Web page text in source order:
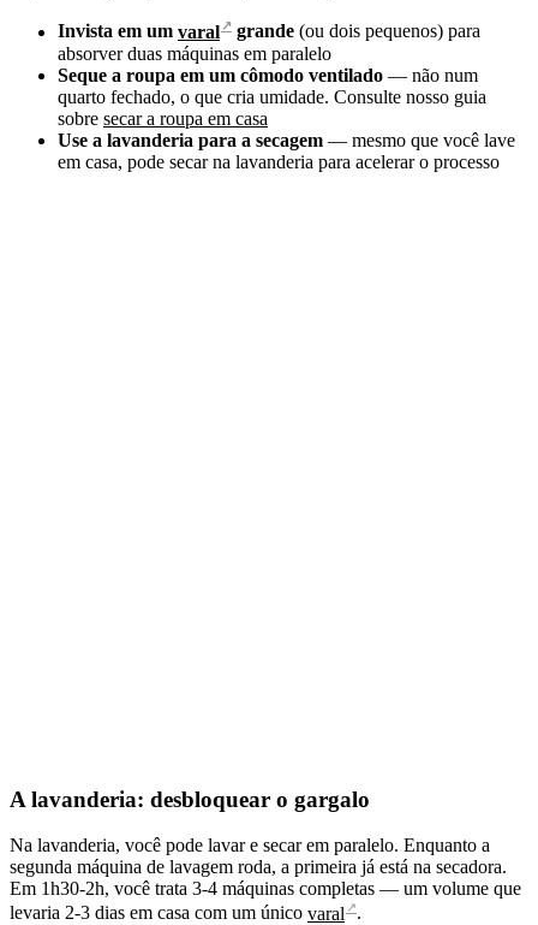
Invista em um varal ↗ grande (ou dois pequenos) para
absorver duas máquinas em paralelo
Seque a roupa em um cômodo ventilado — não num
quarto fechado, o que cria umidade. Consulte nosso guia
sobre secar a roupa em casa
Use a lavanderia para a secagem — mesmo que você lave
em casa, pode secar na lavanderia para acelerar o processo
A lavanderia: desbloquear o gargalo
Na lavanderia, você pode lavar e secar em paralelo. Enquanto a
segunda máquina de lavagem roda, a primeira já está na secadora.
Em 1h30-2h, você trata 3-4 máquinas completas — um volume que
levaria 2-3 dias em casa com um único varal ↗.